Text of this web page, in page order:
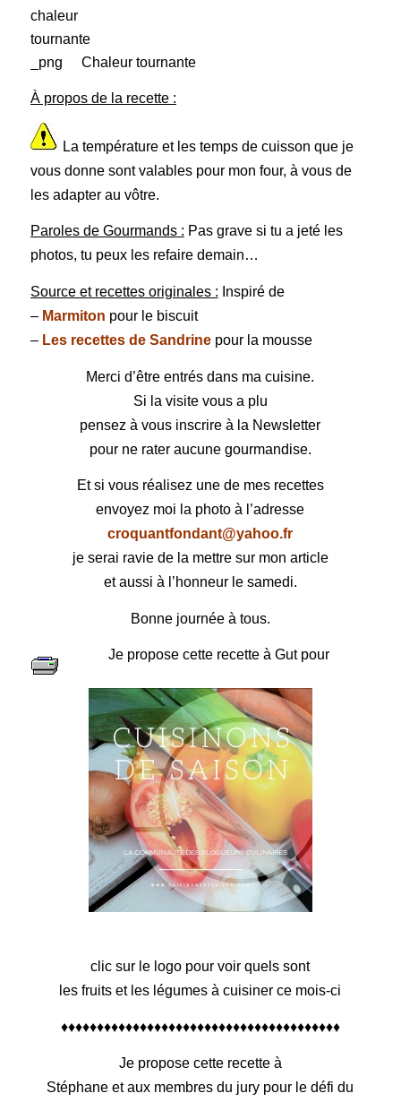
Chaleur tournante
À propos de la recette :
La température et les temps de cuisson que je
vous donne sont valables pour mon four, à vous de
les adapter au vôtre.
Paroles de Gourmands : Pas grave si tu a jeté les
photos, tu peux les refaire demain…
Source et recettes originales : Inspiré de
– Marmiton pour le biscuit
– Les recettes de Sandrinepour la mousse
Merci d’être entrés dans ma cuisine.
Si la visite vous a plu
pensez à vous inscrire à la Newsletter
pour ne rater aucune gourmandise.
Et si vous réalisez une de mes recettes
envoyez moi la photo à l’adresse
croquantfondant@yahoo.fr
je serai ravie de la mettre sur mon article
et aussi à l’honneur le samedi.
Bonne journée à tous.
Je propose cette recette à Gut pour
clic sur le logo pour voir quels sont
les fruits et les légumes à cuisiner ce mois-ci
♦♦♦♦♦♦♦♦♦♦♦♦♦♦♦♦♦♦♦♦♦♦♦♦♦♦♦♦♦♦♦♦♦♦♦♦♦♦♦
Je propose cette recette à
Stéphane et aux membres du jury pour le défi du